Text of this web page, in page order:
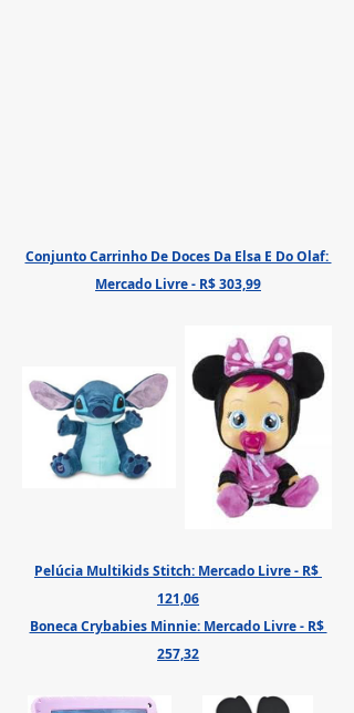
Conjunto Carrinho De Doces Da Elsa E Do Olaf:
Mercado Livre - R$ 303,99
Pelúcia Multikids Stitch: Mercado Livre - R$
121,06
Boneca Crybabies Minnie: Mercado Livre - R$
257,32